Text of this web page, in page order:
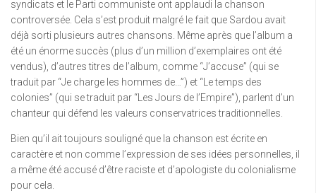
syndicats et le Parti communiste ont applaudi la chanson
controversée. Cela s’est produit malgré le fait que Sardou avait
déjà sorti plusieurs autres chansons. Même après que l’album a
été un énorme succès (plus d’un million d’exemplaires ont été
vendus), d’autres titres de l’album, comme “J’accuse” (qui se
traduit par “Je charge les hommes de…”) et “Le temps des
colonies” (qui se traduit par “Les Jours de l’Empire”), parlent d’un
chanteur qui défend les valeurs conservatrices traditionnelles.
Bien qu’il ait toujours souligné que la chanson est écrite en
caractère et non comme l’expression de ses idées personnelles, il
a même été accusé d’être raciste et d’apologiste du colonialisme
pour cela.